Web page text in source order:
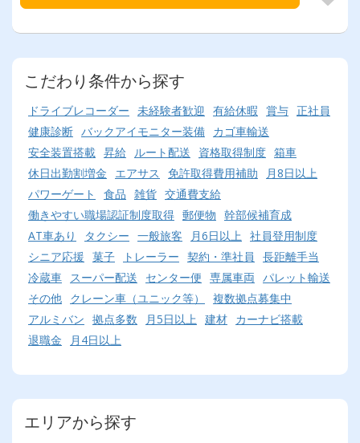
こだわり条件から探す
ドライブレコーダー 未経験者歓迎 有給休暇 賞与 正社員
健康診断 バックアイモニター装備 カゴ車輸送
安全装置搭載 昇給 ルート配送 資格取得制度 箱車
休日出勤割増金
エアサス 免許取得費用補助
月8日以上
パワーゲート
食品 雑貨 交通費支給
働きやすい職場認証制度取得 郵便物 幹部候補育成
AT車あり
タクシー 一般旅客 月6日以上 社員登用制度
シニア応援 菓子 トレーラー 契約・準社員
長距離手当
冷蔵車 スーパー配送 センター便 専属車両 パレット輸送
その他 クレーン車（ユニック等）
複数拠点募集中
アルミバン 拠点多数 月5日以上 建材 カーナビ搭載
退職金
月4日以上
エリアから探す